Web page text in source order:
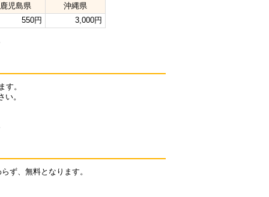
鹿児島県
沖縄県
550円
3,000円
す。
。
ず、無料となります。